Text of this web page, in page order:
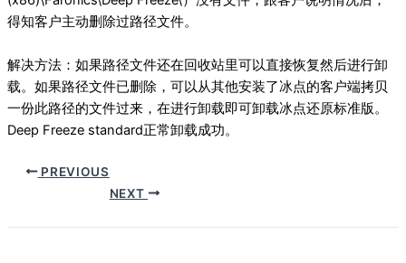
得知客户主动删除过路径文件。
解决方法：如果路径文件还在回收站里可以直接恢复然后进行卸
载。如果路径文件已删除，可以从其他安装了冰点的客户端拷贝
一份此路径的文件过来，在进行卸载即可卸载冰点还原标准版。
Deep Freeze standard正常卸载成功。
PREVIOUS
NEXT